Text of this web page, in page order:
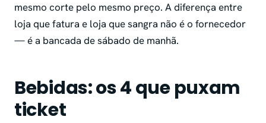
mesmo corte pelo mesmo preço. A diferença entre
loja que fatura e loja que sangra não é o fornecedor
— é a bancada de sábado de manhã.
Bebidas: os 4 que puxam
ticket